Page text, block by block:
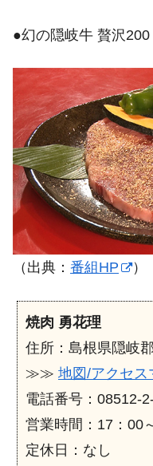
●幻の隠岐牛 贅沢
（出典： 番組HP ）
焼肉 勇花理
住所：島根県隠岐
≫≫ 地図/アクセス
電話番号：08512-
営業時間：17：00
定休日：なし